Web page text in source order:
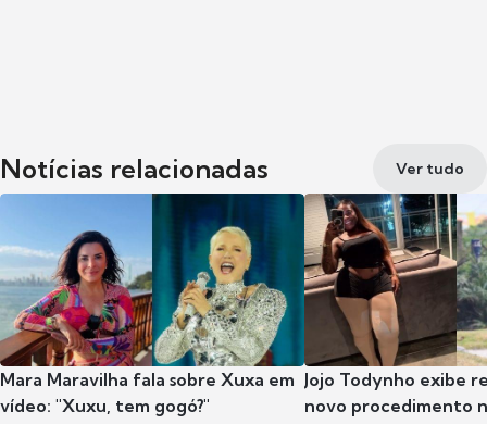
Notícias relacionadas Ver tudo
Mara Maravilha fala sobre Xuxa em
vídeo: "Xuxu, tem gogó?"
Jojo Todynho exibe
novo procedimento